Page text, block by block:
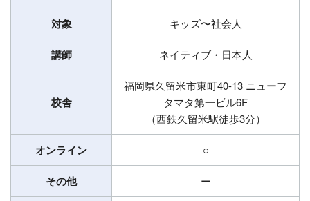
対象 キッズ〜社会人
講師 ネイティブ・日本人
校舎
福岡県久留米市東町40-13 ニューフ
タマタ第一ビル6F
（西鉄久留米駅徒歩3分）
オンライン ○
その他 ー